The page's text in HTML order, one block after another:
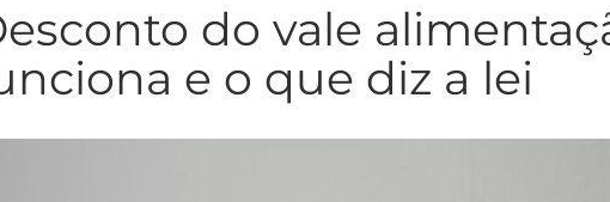
do vale
e o que diz a lei